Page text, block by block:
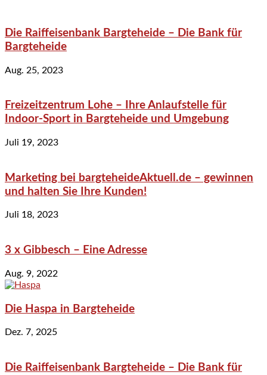
Die Raiffeisenbank Bargteheide – Die Bank für
Bargteheide
Aug. 25, 2023
Freizeitzentrum Lohe – Ihre Anlaufstelle für
Indoor-Sport in Bargteheide und Umgebung
Juli 19, 2023
Marketing bei bargteheideAktuell.de – gewinnen
und halten Sie Ihre Kunden!
Juli 18, 2023
3 x Gibbesch – Eine Adresse
Aug. 9, 2022
Die Haspa in Bargteheide
Dez. 7, 2025
Die Raiffeisenbank Bargteheide – Die Bank für